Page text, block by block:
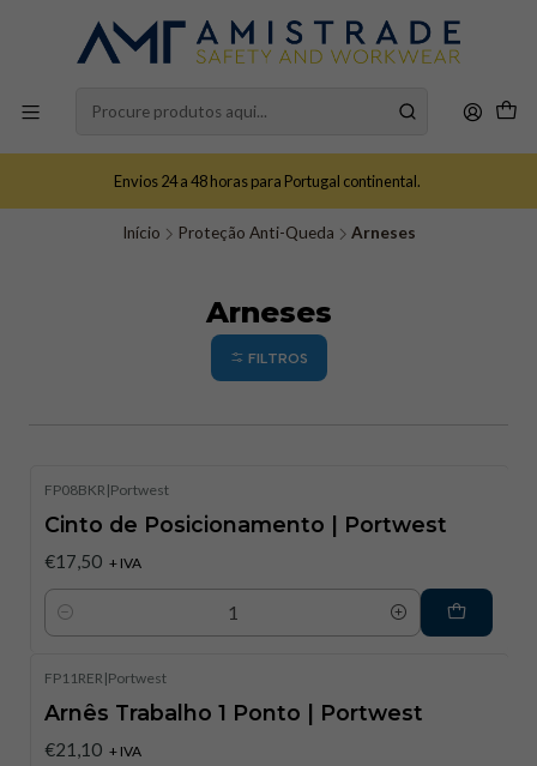
Envios 24 a 48 horas para Portugal continental.
Início Proteção Anti-Queda Arneses
Arneses
FILTROS
FP08BKR |Portwest
Cinto de Posicionamento | Portwest
€17,50 + IVA
Quantidade
FP11RER |Portwest
Arnês Trabalho 1 Ponto | Portwest
€21,10 + IVA